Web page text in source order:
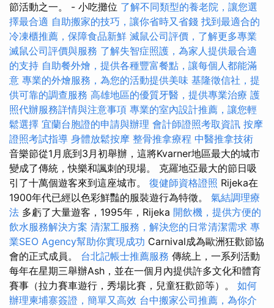
節活動之一。 - 小吃攤位 了解不同類型的養老院，讓您選
擇最合適 自助搬家的技巧，讓你省時又省錢 找到最適合的
冷凍櫃推薦，保障食品新鮮 滅鼠公司評價，了解更多專業
滅鼠公司評價與服務 了解失智症照護，為家人提供最合適
的支持 自助餐外燴，提供各種豐富餐點，讓每個人都能滿
意 專業的外燴服務，為您的活動提供美味 基隆徵信社，提
供可靠的調查服務 高雄地區的優質牙醫，提供專業治療 護
照代辦服務詳情與注意事項 專業的室內設計推薦，讓您輕
鬆選擇 宜蘭台胞證的申請與辦理 會計師證照考取資訊 按摩
證照考試指導 身體放鬆按摩 整骨推拿療程 中醫推拿技術
音樂節從1月底到3月初舉辦，這將Kvarner地區最大的城市
變成了傳統，快樂和諷刺的現場。 克羅地亞最大的節日吸
引了十萬個遊客來到這座城市。 復健師資格證照 Rijeka在
1900年代已經以色彩鮮豔的服裝遊行為特徵。 氣結調理療
法 多虧了大量遊客，1995年，Rijeka 開飲機，提供方便的
飲水服務解決方案 清潔工服務，解決您的日常清潔需求 專
業SEO Agency幫助你實現成功 Carnival成為歐洲狂歡節協
會的正式成員。 台北記帳士推薦服務 傳統上，一系列活動
每年在星期三舉辦Ash，並在一個月內提供許多文化和體育
賽事（拉力賽車遊行，秀場比賽，兒童狂歡節等）。 如何
辦理柬埔寨簽證，簡單又高效 台中搬家公司推薦，為你介